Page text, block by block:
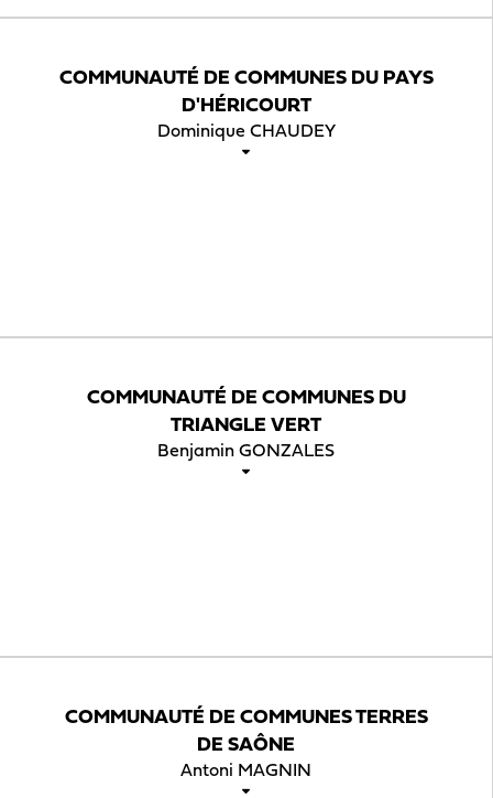
COMMUNAUTÉ DE COMMUNES DU PAYS
D'HÉRICOURT
Dominique CHAUDEY
COMMUNAUTÉ DE COMMUNES DU
TRIANGLE VERT
Benjamin GONZALES
COMMUNAUTÉ DE COMMUNES TERRES
DE SAÔNE
Antoni MAGNIN